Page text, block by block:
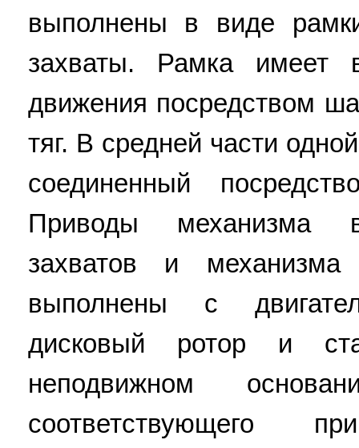
выполнены в виде
захваты. Рамка имеет
движения посредством
тяг. В средней части
соединенный
Приводы механизма
захватов и
выполнены с
дисковый ротор и
неподвижном
соответствующего